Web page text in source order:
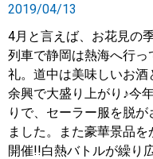
2019/04/13
4月と言えば、お花見の
列車で静岡は熱海へ行
礼。道中は美味しいお
余興で大盛り上がり♪今
りで、セーラー服を脱
ました。また豪華景品
開催!!白熱バトルが繰り